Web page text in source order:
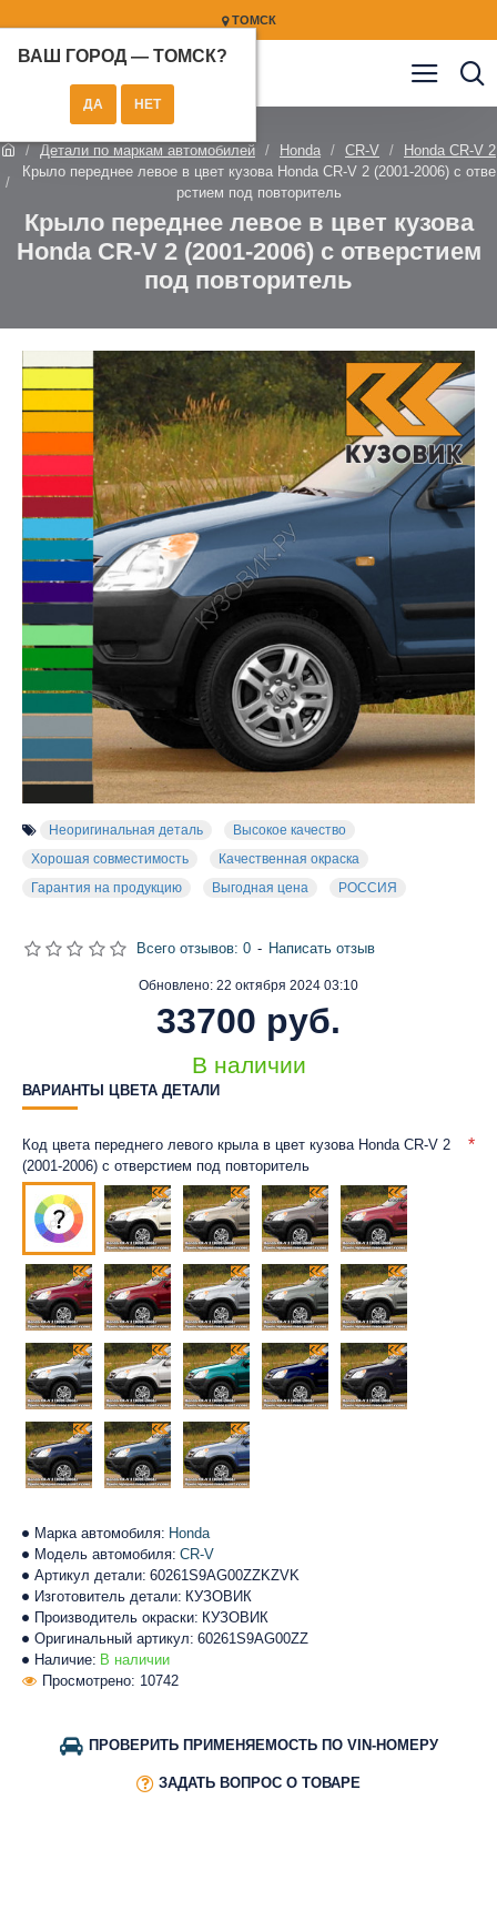
ТОМСК
ВАШ ГОРОД — ТОМСК?
Детали по маркам автомобилей Honda CR-V
Honda CR-V 2
Крыло переднее левое в цвет кузова Honda CR-V 2 (2001-2006) с отве
рстием под повторитель
Крыло переднее левое в цвет кузова
Honda CR-V 2 (2001-2006) с отверстием
под повторитель
Неоригинальная деталь
Высокое качество
Хорошая совместимость
Качественная окраска
Гарантия на продукцию
Выгодная цена РОССИЯ
Наличие: В наличии
Марка автомобиля: Honda
Модель автомобиля: CR-V
Артикул детали: 60261S9AG00ZZKZVK
Изготовитель детали: КУЗОВИК
Производитель окраски: КУЗОВИК
Оригинальный артикул: 60261S9AG00ZZ
Просмотрено: 10742
Обновлено: 22 октября 2024 03:10
В наличии
Всего отзывов: 0 - Написать отзыв
33700 руб.
ВАРИАНТЫ ЦВЕТА ДЕТАЛИ
Код цвета переднего левого крыла в цвет кузова Honda CR-V 2
(2001-2006) с отверстием под повторитель
ПРОВЕРИТЬ ПРИМЕНЯЕМОСТЬ ПО VIN-НОМЕРУ
ЗАДАТЬ ВОПРОС О ТОВАРЕ